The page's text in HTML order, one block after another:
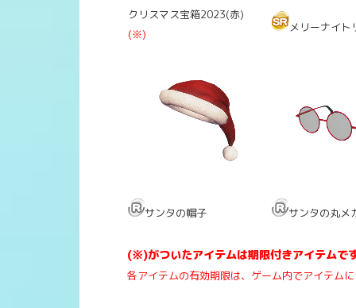
クリスマス宝箱2023(赤)
(※)
メリーナイト
サンタの帽子 サンタの丸メ
(※)がついたアイテムは期限付きアイテムで
各アイテムの有効期限は、ゲーム内でアイテム